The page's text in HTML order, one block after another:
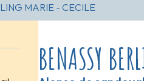
MARIE - CECILE
BENASSY